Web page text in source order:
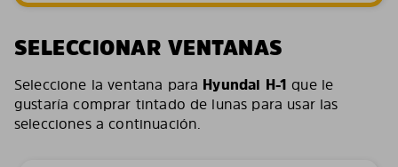
SELECCIONAR VENTANAS
Seleccione la ventana para Hyundai H-1 que le
gustaría comprar tintado de lunas para usar las
selecciones a continuación.